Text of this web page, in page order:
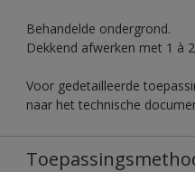
Behandelde ondergrond.
Dekkend afwerken met 1 à
Voor gedetailleerde
naar het technische